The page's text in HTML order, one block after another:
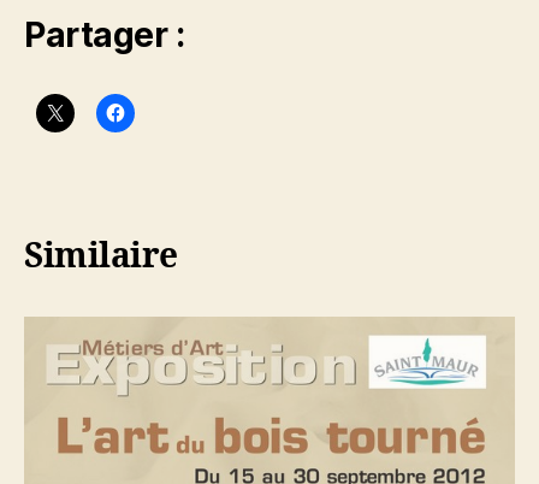
Partager :
Similaire